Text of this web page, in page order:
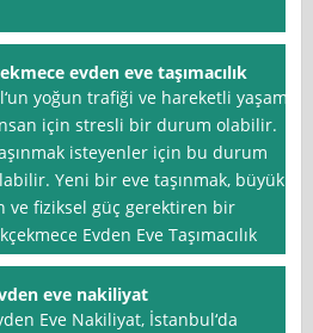
evden eve taşımacılık
yoğun trafiği ve hareketli yaşamı
için stresli bir durum olabilir.
isteyenler için bu durum
Yeni bir eve taşınmak, büyük
ve fiziksel güç gerektiren bir
Evden Eve Taşımacılık
eve nakiliyat
Eve Nakiliyat, İstanbul‘da